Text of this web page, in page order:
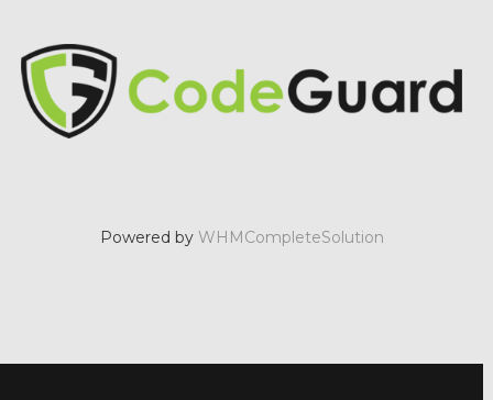
Powered by WHMCompleteSolution